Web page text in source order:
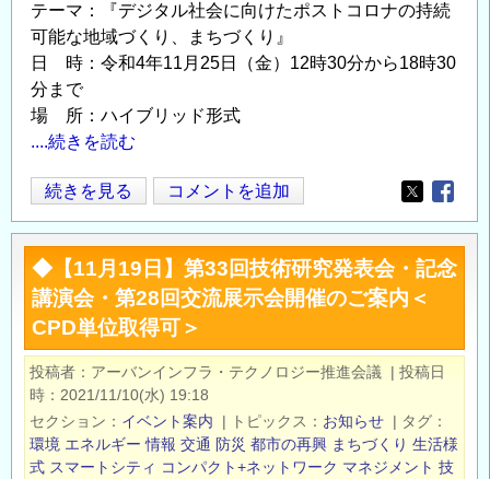
の
テーマ：『デジタル社会に向けたポストコロナの持続
可能な地域づくり、まちづくり』
日 時：令和4年11月25日（金）12時30分から18時30
分まで
場 所：ハイブリッド形式
....続きを読む
◆【11
月
25
日】
第
34
回
技
研
究
続きを見る コメントを追加
Opens in
◆【11月19日】第33回技術研究発表会・記念
講演会・第28回交流展示会開催のご案内＜
CPD単位取得可＞
投稿者 アーバンインフラ・テクノロジー推進会議 | 投稿日
時
2021/11/10(水) 19:18
セクション
イベント案内 | トピックス お知らせ | タグ
環境 エネルギー 情報 交通 防災 都市の再興 まちづくり 生活様
式 スマートシティ コンパクト+ネットワーク マネジメント 技